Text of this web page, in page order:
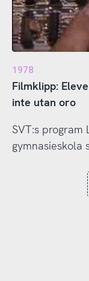
1978
Filmklipp:
inte utan oro
SVT:s program
gymnasieskola